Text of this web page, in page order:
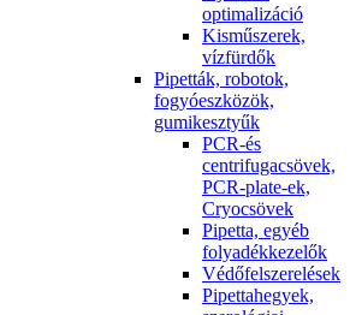
optimalizáció
Kisműszerek,
vízfürdők
Pipetták, robotok,
fogyóeszközök,
gumikesztyűk
PCR-és
centrifugacsövek,
PCR-plate-ek,
Cryocsövek
Pipetta, egyéb
folyadékkezelők
Védőfelszerelések
Pipettahegyek,